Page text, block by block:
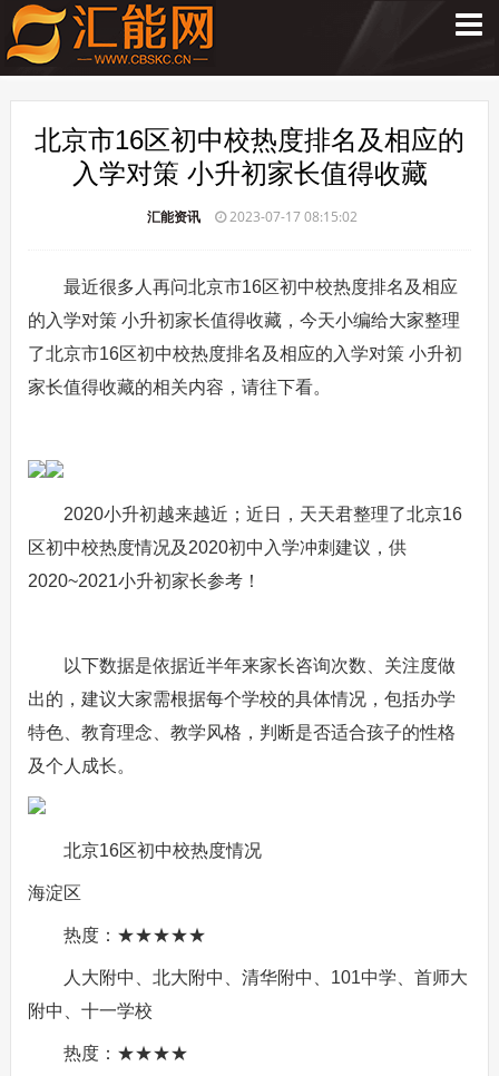
北京市16区初中校热度排名及相应的
入学对策 小升初家长值得收藏
汇能资讯 2023-07-17 08:15:02
最近很多人再问北京市16区初中校热度排名及相应
的入学对策 小升初家长值得收藏，今天小编给大家整理
了北京市16区初中校热度排名及相应的入学对策 小升初
家长值得收藏的相关内容，请往下看。
2020小升初越来越近；近日，天天君整理了北京16
区初中校热度情况及2020初中入学冲刺建议，供
2020~2021小升初家长参考！
以下数据是依据近半年来家长咨询次数、关注度做
出的，建议大家需根据每个学校的具体情况，包括办学
特色、教育理念、教学风格，判断是否适合孩子的性格
及个人成长。
北京16区初中校热度情况
海淀区
热度：★★★★★
人大附中、北大附中、清华附中、101中学、首师大
附中、十一学校
热度：★★★★